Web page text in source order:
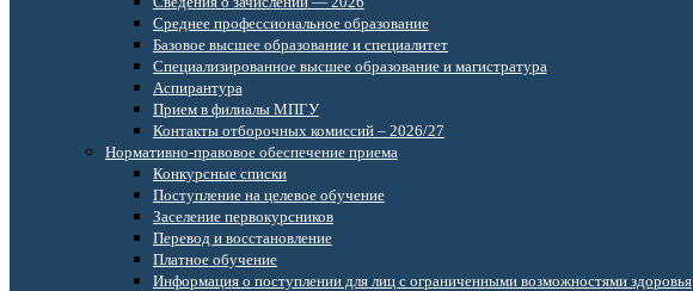
Среднее профессиональное образование
Базовое высшее образование и специалитет
Специализированное высшее образование и магистратура
Аспирантура
Прием в филиалы МПГУ
Контакты отборочных комиссий – 2026/27
Нормативно-правовое обеспечение приема
Конкурсные списки
Поступление на целевое обучение
Заселение первокурсников
Перевод и восстановление
Платное обучение
Информация о поступлении для лиц с ограниченными возможностями здоровья